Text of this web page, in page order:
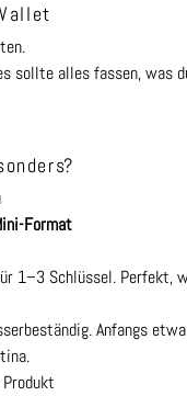
sollte alles fassen, was
Format
1–3 Schlüssel. Perfekt,
Anfangs